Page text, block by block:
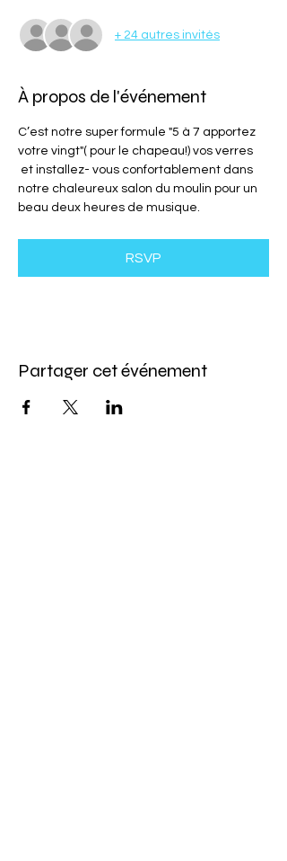
+ 24 autres invités
À propos de l'événement
C’est notre super formule "5 à 7 apportez
votre vingt"( pour le chapeau!) vos verres
et installez- vous confortablement dans
notre chaleureux salon du moulin pour un
beau deux heures de musique.
RSVP
Partager cet événement